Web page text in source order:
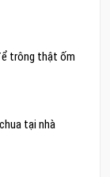
trông thật ốm
tại nhà